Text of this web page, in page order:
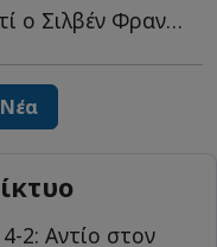
Η Δώρα Παντέλη αναλύει γιατί ο Σιλβέν Φρανσίσκο μπορεί ν...